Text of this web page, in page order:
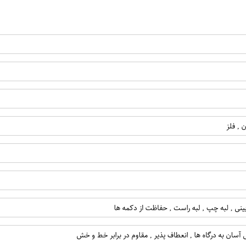
, لبه چپ , لبه راست , حفاظت از دکمه ها
آسان به درگاه ها , انعطاف پذیر , مقاوم در برابر خط و خش